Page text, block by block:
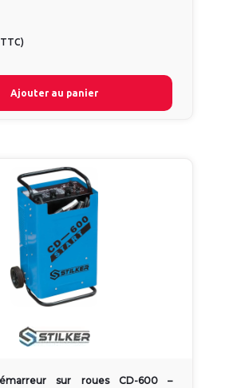
TTC)
Ajouter au panier
sur roues CD-600 –